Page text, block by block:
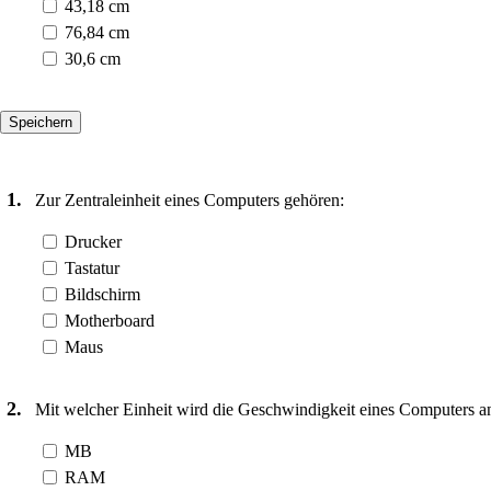
43,18 cm
76,84 cm
30,6 cm
1. Zur Zentraleinheit eines Computers gehören:
Drucker
Tastatur
Bildschirm
Motherboard
Maus
2. Mit welcher Einheit wird die Geschwindigkeit eines Computers
MB
RAM